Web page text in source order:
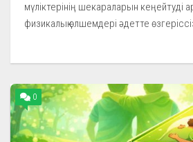
мүліктерінің шекараларын кеңейтуді
физикалық өлшемдері әдетте
0